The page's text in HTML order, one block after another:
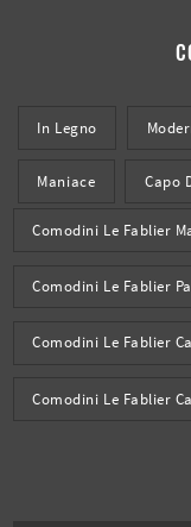
In Legno
Maniace Capo
Comodini Le Fablier
Comodini Le Fablier
Comodini Le Fablier
Comodini Le Fablier